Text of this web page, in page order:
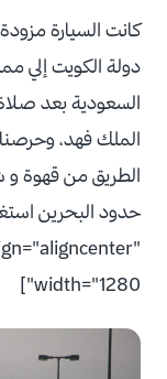
دولة الكويت إلي
السعودية بعد
الملك فهد،
الطريق من قهوة و
width="1280"]